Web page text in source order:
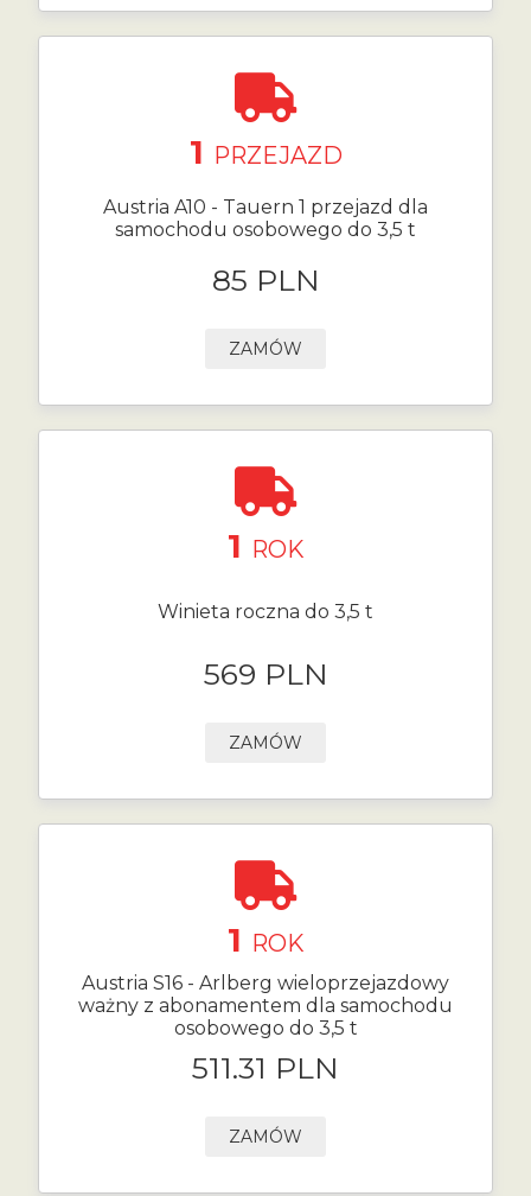
1 PRZEJAZD
Austria A10 - Tauern 1 przejazd dla
samochodu osobowego do 3,5 t
85 PLN
ZAMÓW
1 ROK
Winieta roczna do 3,5 t
569 PLN
ZAMÓW
1 ROK
Austria S16 - Arlberg wieloprzejazdowy
ważny z abonamentem dla samochodu
osobowego do 3,5 t
511.31 PLN
ZAMÓW